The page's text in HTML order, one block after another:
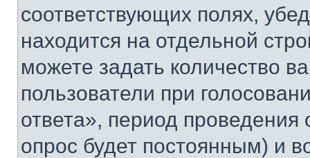
соответствующих полях,
находится на отдельной
можете задать количество
пользователи при
ответа», период проведения
опрос будет постоянным) и